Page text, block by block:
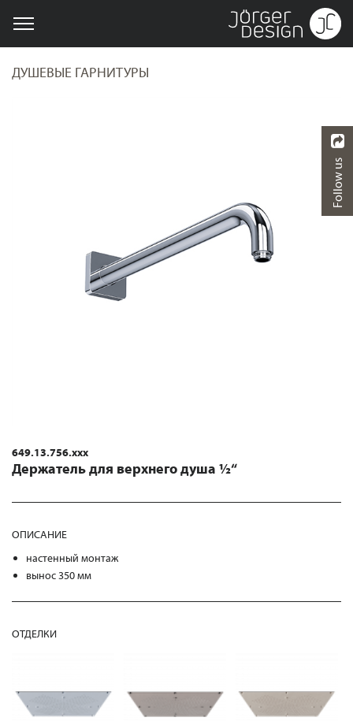
ДУШЕВЫЕ ГАРНИТУРЫ
649.13.756.xxx
Держатель для верхнего душа ½“
ОПИСАНИЕ
настенный монтаж
вынос 350 мм
ОТДЕЛКИ
Follow us